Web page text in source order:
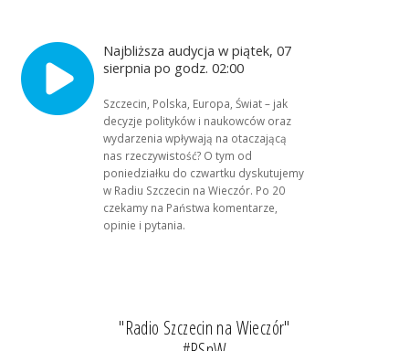
Najbliższa audycja w piątek, 07
sierpnia po godz. 02:00
Szczecin, Polska, Europa, Świat – jak
decyzje polityków i naukowców oraz
wydarzenia wpływają na otaczającą
nas rzeczywistość? O tym od
poniedziałku do czwartku dyskutujemy
w Radiu Szczecin na Wieczór. Po 20
czekamy na Państwa komentarze,
opinie i pytania.
"Radio Szczecin na Wieczór"